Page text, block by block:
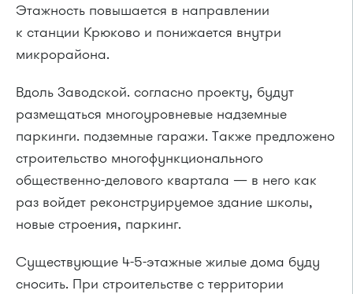
Этажность повышается в направлении
к станции Крюково и понижается внутри
микрорайона.
Вдоль Заводской. согласно проекту, будут
размещаться многоуровневые надземные
паркинги. подземные гаражи. Также предложено
строительство многофункционального
общественно-делового квартала — в него как
раз войдет реконструируемое здание школы,
новые строения, паркинг.
Существующие 4-5-этажные жилые дома буду
сносить. При строительстве с территории